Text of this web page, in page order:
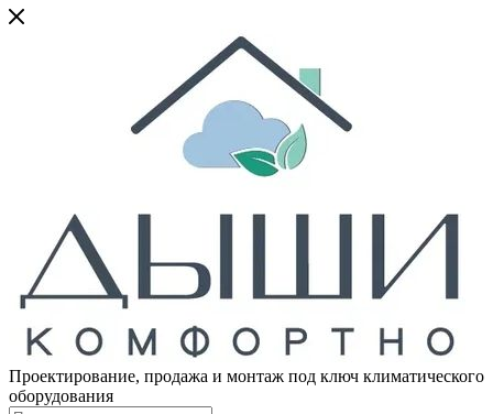
Проектирование, продажа и монтаж под ключ климатического
оборудования